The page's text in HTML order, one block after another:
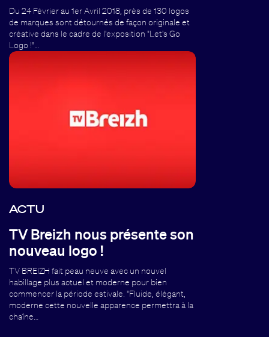
Du 24 Février au 1er Avril 2018, près de 130 logos
de marques sont détournés de façon originale et
créative dans le cadre de l'exposition "Let's Go
Logo !"…
ACTU
TV Breizh nous présente son
nouveau logo !
TV BREIZH fait peau neuve avec un nouvel
habillage plus actuel et moderne pour bien
commencer la période estivale. "Fluide, élégant,
moderne cette nouvelle apparence permettra à la
chaîne…